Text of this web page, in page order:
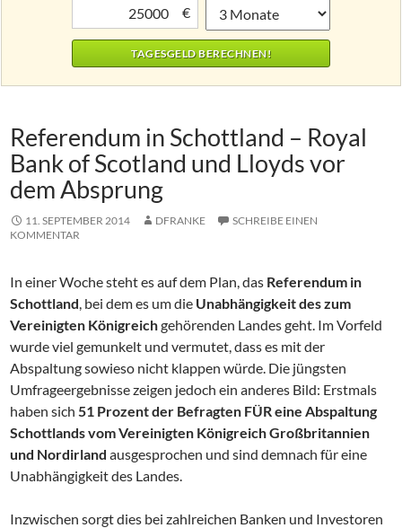
€
Referendum in Schottland – Royal
Bank of Scotland und Lloyds vor
dem Absprung
11. SEPTEMBER 2014 DFRANKE
SCHREIBE EINEN
KOMMENTAR
In einer Woche steht es auf dem Plan, das Referendum in
Schottland , bei dem es um die Unabhängigkeit des zum
Vereinigten Königreichgehörenden Landes geht. Im Vorfeld
wurde viel gemunkelt und vermutet, dass es mit der
Abspaltung sowieso nicht klappen würde. Die jüngsten
Umfrageergebnisse zeigen jedoch ein anderes Bild: Erstmals
haben sich 51 Prozent der Befragten FÜR eine Abspaltung
Schottlands vom Vereinigten Königreich Großbritannien
und Nordirland ausgesprochen und sind demnach für eine
Unabhängigkeit des Landes.
Inzwischen sorgt dies bei zahlreichen Banken und Investoren